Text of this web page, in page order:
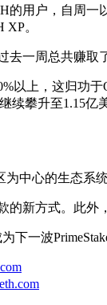
的用户，自周
XP。
一周总共赚取
以上，这归功
续攀升至1.15亿
中心的生态系
的新方式。此
下一波